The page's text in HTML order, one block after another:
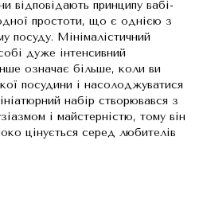
відповідають принципу вабі-
простоти, що є однією з
посуду. Мінімалістичний
дуже інтенсивний
означає більше, коли ви
посудини і насолоджуватися
набір створювався з
і майстерністю, тому він
цінується серед любителів